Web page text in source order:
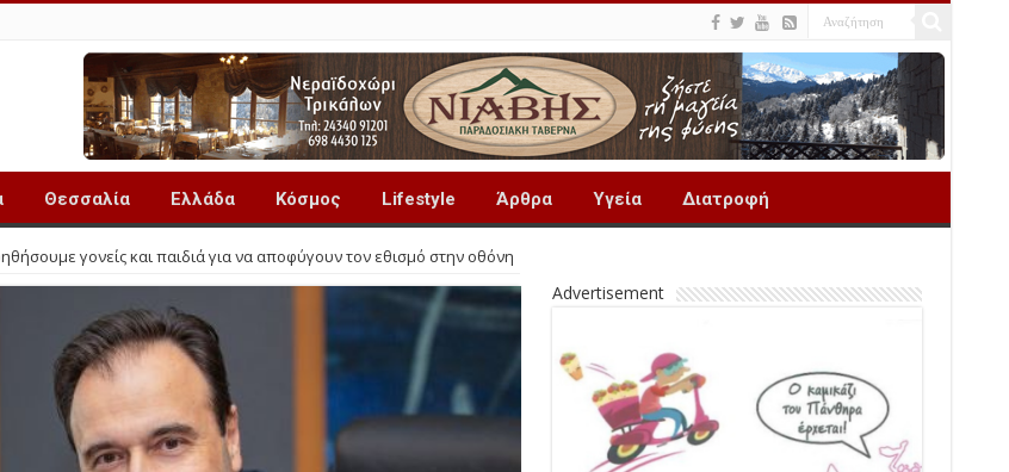
Θεσσαλία Ελλάδα Κόσμος Lifestyle Άρθρα Υγεία Διατροφή
γονείς και παιδιά για να αποφύγουν τον εθισμό στην οθόνη
Advertisement